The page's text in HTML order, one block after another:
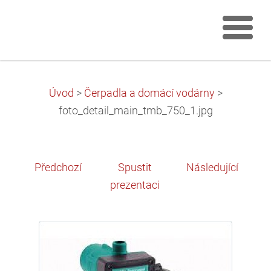
Úvod > Čerpadla a domácí vodárny >
foto_detail_main_tmb_750_1.jpg
Předchozí
Spustit
prezentaci
Následující